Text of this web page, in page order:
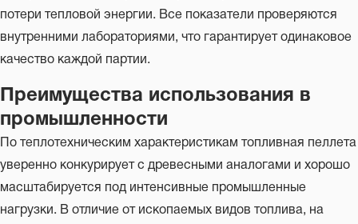
потери тепловой энергии. Все показатели проверяются
внутренними лабораториями, что гарантирует одинаковое
качество каждой партии.
Преимущества использования в
промышленности
По теплотехническим характеристикам топливная пеллета
уверенно конкурирует с древесными аналогами и хорошо
масштабируется под интенсивные промышленные
нагрузки. В отличие от ископаемых видов топлива, на